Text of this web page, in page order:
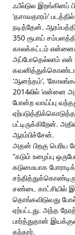
ஃபீல்டுல இறங்கினப்
‘தசாவதாரம்’
நடித்தேன்.
350 ரூபாய்
காலக்கட்டம் என்னைச்
அப்போதெல்லாம் என்
‘ஆனந்தம்’,
2014லில் ’என்னை
போன்ற வாய்ப்பு
பட்டிருக்கிறேன்.
ஆரம்பிச்சேன்.
அதன் பிறகு பெரிய
“கடும் உழைப்பு
கடுமையாக
சண்டை காட்சியில்
தொங்கவிடுவது
ஏற்பட்டது. அந்த
பார்த்துதான்
தந்தார்.